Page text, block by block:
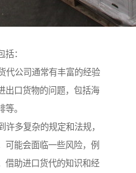
：
代公司通常有丰富的经验
出口货物的问题，包括海
。
多复杂的规定和法规，
可能会面临一些风险，例
借助进口货代的知识和经